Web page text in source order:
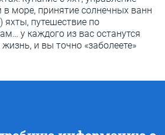
море, принятие солнечных ванн
яхты, путешествие по
у каждого из вас останутся
и вы точно «заболеете»